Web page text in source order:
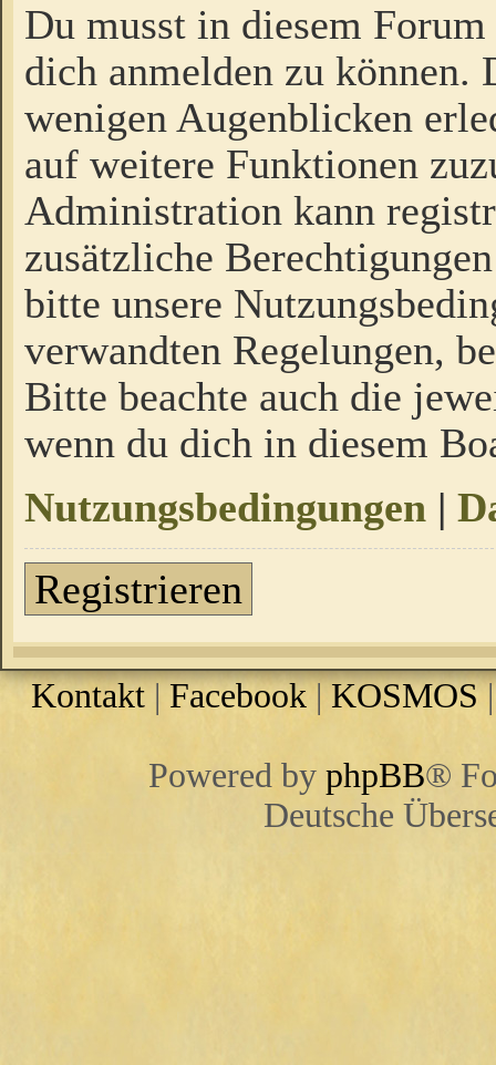
Du musst in diesem
dich anmelden zu
wenigen Augenblicken
auf weitere Funktionen
Administration kann
zusätzliche
bitte unsere
verwandten Regelungen,
Bitte beachte auch die
wenn du dich in diesem
Nutzungsbedingungen |
Registrieren
Kontakt | Facebook |KOSMOS
Powered by phpBB®
Deutsche